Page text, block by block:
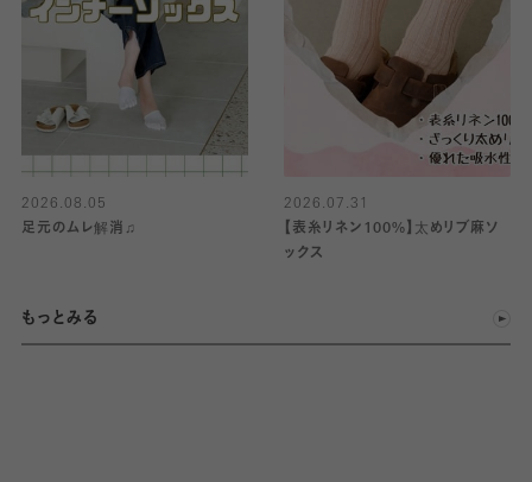
2026.08.05
足元のムレ解消♫
2026.07.31
【表糸リネン100%】太めリブ麻ソ
ックス
もっとみる